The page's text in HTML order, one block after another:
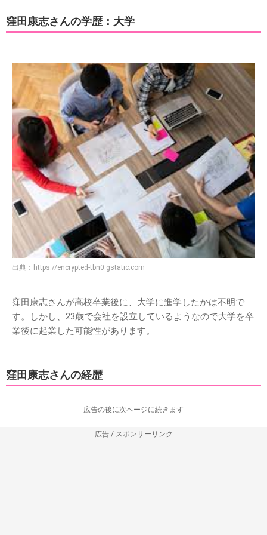
窪田康志さんの学歴：大学
出典： https://encrypted-tbn0.gstatic.com
窪田康志さんが高校卒業後に、大学に進学したかは不明で
す。しかし、23歳で会社を設立しているようなので大学を卒
業後に起業した可能性があります。
窪田康志さんの経歴
-----------------広告の後に次ページに続きます-----------------
広告 / スポンサーリンク